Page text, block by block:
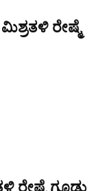
ರೇಷ್ಮೆ
ರೇಷ್ಮೆ ಗೂಡು